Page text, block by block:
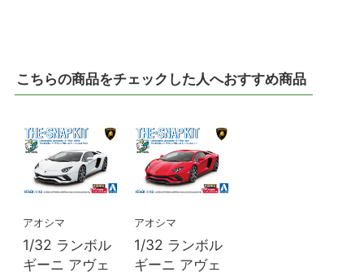
こちらの商品をチェックした人へおすすめ商品
アオシマ
1/32 ランボル
ギーニ アヴェ
アオシマ
1/32 ランボル
ギーニ アヴェ